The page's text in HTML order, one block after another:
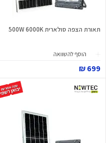
תאורת הצפה סולארית 500W 6000K
הוסף להשוואה
699 ₪